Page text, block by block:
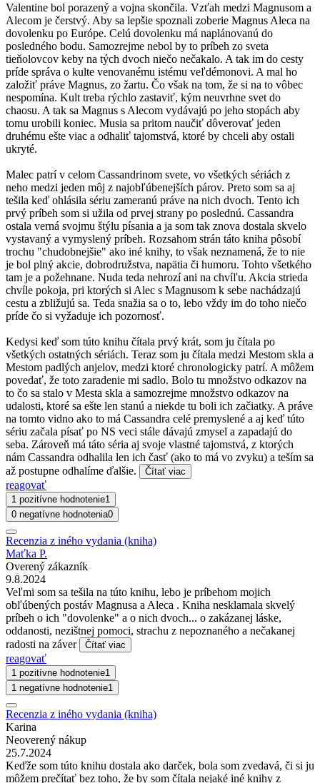
Valentine bol porazený a vojna skončila. Vzťah medzi Magnusom a
Alecom je čerstvý. Aby sa lepšie spoznali zoberie Magnus Aleca na
dovolenku po Európe. Celú dovolenku má naplánovanú do
posledného bodu. Samozrejme nebol by to príbeh zo sveta
tieňolovcov keby na tých dvoch niečo nečakalo. A tak im do cesty
príde správa o kulte venovanému istému veľdémonovi. A mal ho
založiť práve Magnus, zo žartu. Čo však na tom, že si na to vôbec
nespomína. Kult treba rýchlo zastaviť, kým neuvrhne svet do
chaosu. A tak sa Magnus s Alecom vydávajú po jeho stopách aby
tomu urobili koniec. Musia sa pritom naučiť dôverovať jeden
druhému ešte viac a odhaliť tajomstvá, ktoré by chceli aby ostali
ukryté.
Malec patrí v celom Cassandrinom svete, vo všetkých sériách z
neho medzi jeden môj z najobľúbenejších párov. Preto som sa aj
tešila keď ohlásila sériu zameranú práve na nich dvoch. Tento ich
prvý príbeh som si užila od prvej strany po poslednú. Cassandra
ostala verná svojmu štýlu písania a ja som tak znova dostala skvelo
vystavaný a vymyslený príbeh. Rozsahom strán táto kniha pôsobí
trochu "chudobnejšie" ako iné knihy, to však neznamená, že to nie
je bol plný akcie, dobrodružstva, napätia či humoru. Tohto všetkého
tam je a požehnane. Nuda teda nehrozí ani na chvíľu. Akcia strieda
chvíle pokoja, pri ktorých si Alec s Magnusom k sebe nachádzajú
cestu a zbližujú sa. Teda snažia sa o to, lebo vždy im do toho niečo
príde čo si vyžaduje ich pozornosť.
Kedysi keď som túto knihu čítala prvý krát, som ju čítala po
všetkých ostatných sériách. Teraz som ju čítala medzi Mestom skla a
Mestom padlých anjelov, medzi ktoré chronologicky patrí. A môžem
povedať, že toto zaradenie mi sadlo. Bolo tu množstvo odkazov na
to čo sa stalo v Mesta skla a samozrejme množstvo odkazov na
udalosti, ktoré sa ešte len stanú a niekde tu boli ich začiatky. A práve
na tomto vidno ako to má Cassandra celé premyslené a aj keď túto
sériu začala písať po NS veci stále dávajú zmysel a zapadajú do
seba. Zároveň má táto séria aj svoje vlastné tajomstvá, z ktorých
nám Cassandra odhalila len ich časť (ako to má vo zvyku) a teším sa
až postupne odhalíme ďalšie.
Čítať viac
reagovať
1 pozitívne hodnotenie1
0 negatívne hodnotenia0
Recenzia z iného vydania (kniha)
Maťka P.
Overený zákazník
9.8.2024
Veľmi som sa tešila na túto knihu, lebo je príbehom mojich
obľúbených postáv Magnusa a Aleca . Kniha nesklamala skvelý
príbeh o ich "dovolenke" a o nich dvoch... o zakázanej láske,
oddanosti, nezištnej pomoci, strachu z nepoznaného a nečakanej
radosti na záver
Čítať viac
reagovať
1 pozitívne hodnotenie1
1 negatívne hodnotenie1
Recenzia z iného vydania (kniha)
Karina
Neoverený nákup
25.7.2024
Keďže som túto knihu dostala ako darček, bola som zvedavá, či si ju
môžem prečítať bez toho, že by som čítala nejaké iné knihy z